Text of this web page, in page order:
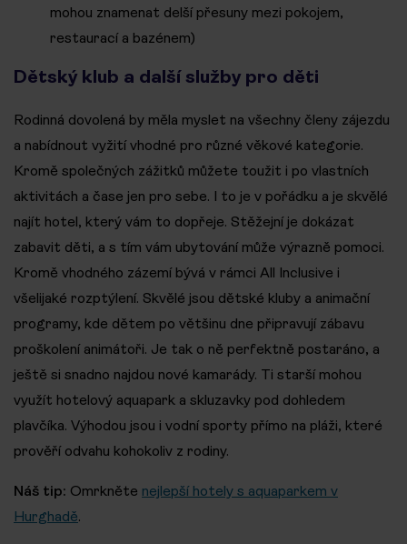
mohou znamenat delší přesuny mezi pokojem,
restaurací a bazénem)
Dětský klub a další služby pro děti
Rodinná dovolená by měla myslet na všechny členy zájezdu
a nabídnout vyžití vhodné pro různé věkové kategorie.
Kromě společných zážitků můžete toužit i po vlastních
aktivitách a čase jen pro sebe. I to je v pořádku a je skvělé
najít hotel, který vám to dopřeje. Stěžejní je dokázat
zabavit děti, a s tím vám ubytování může výrazně pomoci.
Kromě vhodného zázemí bývá v rámci All Inclusive i
všelijaké rozptýlení. Skvělé jsou dětské kluby a animační
programy, kde dětem po většinu dne připravují zábavu
proškolení animátoři. Je tak o ně perfektně postaráno, a
ještě si snadno najdou nové kamarády. Ti starší mohou
využít hotelový aquapark a skluzavky pod dohledem
plavčíka. Výhodou jsou i vodní sporty přímo na pláži, které
prověří odvahu kohokoliv z rodiny.
Náš tip: Omrkněte nejlepší hotely s aquaparkem v
Hurghadě.